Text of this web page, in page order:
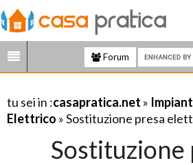
Forum
tu sei in :casapratica.net »
Elettrico » Sostituzione presa
Sostituzione